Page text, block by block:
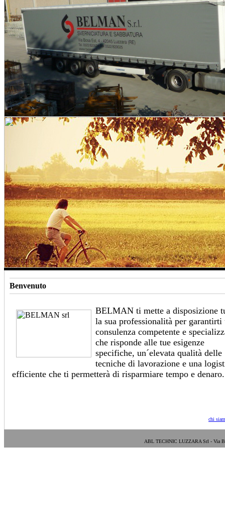
Benvenuto
BELMAN ti mette a disposizione
la sua professionalità per garantirti
consulenza competente e
che risponde alle tue esigenze
specifiche, un´elevata qualità delle
tecniche di lavorazione e una
efficiente che ti permetterà di risparmiare tempo e denaro.
chi
ABL TECHNIC LUZZARA Srl - Via